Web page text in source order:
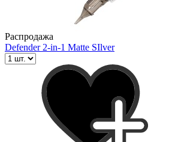
Распродажа
Defender 2-in-1 Matte SIlver